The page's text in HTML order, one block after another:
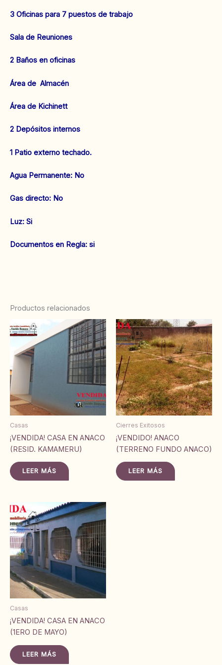
3 Oficinas para 7 puestos de trabajo
Sala de Reuniones
2 Baños en oficinas
Área de Almacén
Área de Kichinett
2 Depósitos internos
1 Patio externo techado.
Agua Permanente: No
‌Gas directo: No
‌Luz: Si
Documentos en Regla: si
Productos relacionados
Casas
¡VENDIDA! CASA EN ANACO
(RESID. KAMAMERU)
LEER MÁS
Cierres Exitosos
¡VENDIDO! ANACO
(TERRENO FUNDO ANACO)
LEER MÁS
Casas
¡VENDIDA! CASA EN ANACO
(1ERO DE MAYO)
LEER MÁS